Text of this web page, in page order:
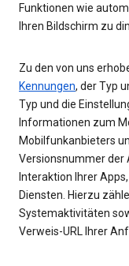
Funktionen wie
Ihren Bildschirm zu
Zu den von uns
Kennungen, der Typ
Typ und die
Informationen zum
Mobilfunkanbieters
Versionsnummer der
Interaktion Ihrer
Diensten. Hierzu
Systemaktivitäten
Verweis-URL Ihrer